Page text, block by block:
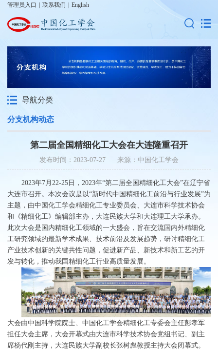
管理员入口 联系我们 English
导航分类
分支机构动态
第二届全国精细化工大会在大连隆重召开
发布时间：2023-07-27 来源：中国化工学会
2023年7月22-25日，2023年“第二届全国精细化工大会”在辽宁省
大连市召开。本次会议是以“新时代中国精细化工前沿与行业发展”为
主题，由中国化工学会精细化工专业委员会、大连市科学技术协会
和《精细化工》编辑部主办，大连民族大学和大连理工大学承办。
此次大会是国内精细化工领域的一大盛会，旨在交流国内外精细化
工研究领域的最新学术成果、技术前沿及发展趋势，研讨精细化工
产业技术创新的关键共性问题，促进新产品、新技术和新工艺的开
发与转化，推动我国精细化工行业高质量发展。
大会由中国科学院院士、中国化工学会精细化工专委会主任彭孝军
担任大会主席，大会开幕式由大连市科学技术协会党组书记、副主
席杨代刚主持，大连民族大学副校长张树彪教授主持大会闭幕式。